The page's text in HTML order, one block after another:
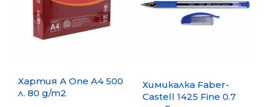
Хартия A One A4 500
л. 80 g/m2
Химикалка Faber-
Castell 1425 Fine 0.7